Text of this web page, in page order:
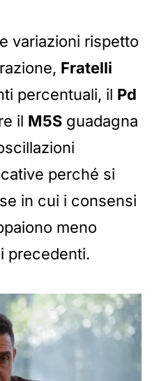
variazioni rispetto
Fratelli
percentuali, il Pd
il M5S guadagna
perché si
in cui i consensi
meno
precedenti.